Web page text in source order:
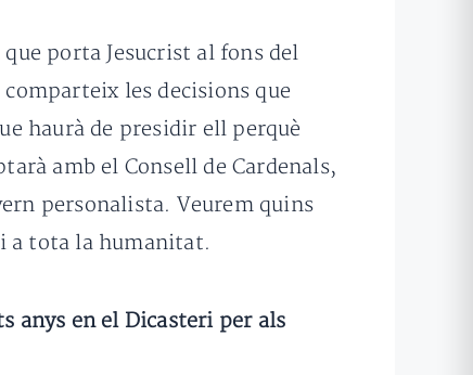
porta Jesucrist al fons del
les decisions que
haurà de presidir ell perquè
amb el Consell de Cardenals,
personalista. Veurem quins
a tota la humanitat.
anys en el Dicasteri per als